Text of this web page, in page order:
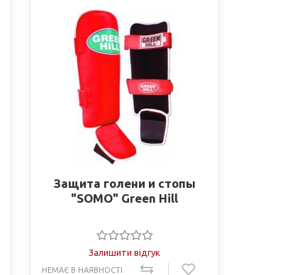
Защита голени и стопы
"SOMO" Green Hill
Залишити відгук
НЕМАЄ В НАЯВНОСТІ